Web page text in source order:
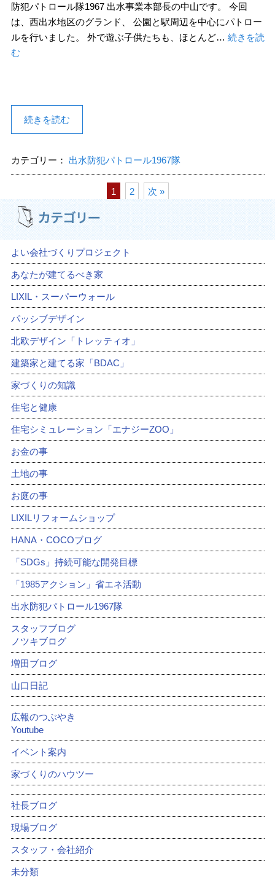
防犯パトロール隊1967 出水事業本部長の中山です。 今回
は、西出水地区のグランド、 公園と駅周辺を中心にパトロー
ルを行いました。 外で遊ぶ子供たちも、ほとんど… 続きを読
む
続きを読む
カテゴリー： 出水防犯パトロール1967隊
1 2 次 »
よい会社づくりプロジェクト
あなたが建てるべき家
LIXIL・スーパーウォール
パッシブデザイン
北欧デザイン「トレッティオ」
建築家と建てる家「BDAC」
家づくりの知識
住宅と健康
住宅シミュレーション「エナジーZOO」
お金の事
土地の事
お庭の事
LIXILリフォームショップ
HANA・COCOブログ
「SDGs」持続可能な開発目標
「1985アクション」省エネ活動
出水防犯パトロール1967隊
スタッフブログ
ノツキブログ
増田ブログ
山口日記
広報のつぶやき
Youtube
イベント案内
家づくりのハウツー
社長ブログ
現場ブログ
スタッフ・会社紹介
未分類